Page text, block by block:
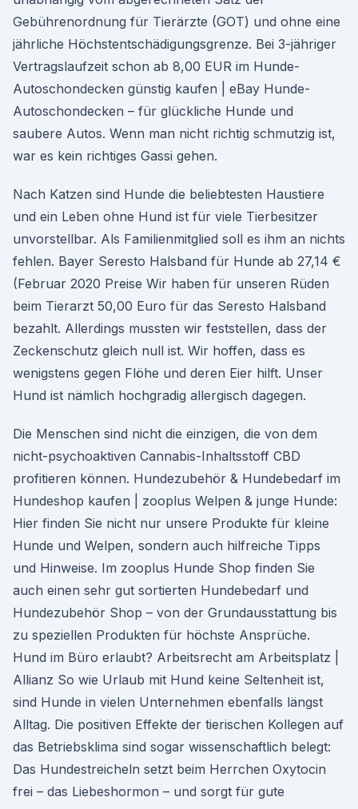
Gebührenordnung für Tierärzte (GOT) und ohne eine
jährliche Höchstentschädigungsgrenze. Bei 3-jähriger
Vertragslaufzeit schon ab 8,00 EUR im Hunde-
Autoschondecken günstig kaufen | eBay Hunde-
Autoschondecken – für glückliche Hunde und
saubere Autos. Wenn man nicht richtig schmutzig ist,
war es kein richtiges Gassi gehen.
Nach Katzen sind Hunde die beliebtesten Haustiere
und ein Leben ohne Hund ist für viele Tierbesitzer
unvorstellbar. Als Familienmitglied soll es ihm an nichts
fehlen. Bayer Seresto Halsband für Hunde ab 27,14 €
(Februar 2020 Preise Wir haben für unseren Rüden
beim Tierarzt 50,00 Euro für das Seresto Halsband
bezahlt. Allerdings mussten wir feststellen, dass der
Zeckenschutz gleich null ist. Wir hoffen, dass es
wenigstens gegen Flöhe und deren Eier hilft. Unser
Hund ist nämlich hochgradig allergisch dagegen.
Die Menschen sind nicht die einzigen, die von dem
nicht-psychoaktiven Cannabis-Inhaltsstoff CBD
profitieren können. Hundezubehör & Hundebedarf im
Hundeshop kaufen | zooplus Welpen & junge Hunde:
Hier finden Sie nicht nur unsere Produkte für kleine
Hunde und Welpen, sondern auch hilfreiche Tipps
und Hinweise. Im zooplus Hunde Shop finden Sie
auch einen sehr gut sortierten Hundebedarf und
Hundezubehör Shop – von der Grundausstattung bis
zu speziellen Produkten für höchste Ansprüche.
Hund im Büro erlaubt? Arbeitsrecht am Arbeitsplatz |
Allianz So wie Urlaub mit Hund keine Seltenheit ist,
sind Hunde in vielen Unternehmen ebenfalls längst
Alltag. Die positiven Effekte der tierischen Kollegen auf
das Betriebsklima sind sogar wissenschaftlich belegt:
Das Hundestreicheln setzt beim Herrchen Oxytocin
frei – das Liebeshormon – und sorgt für gute